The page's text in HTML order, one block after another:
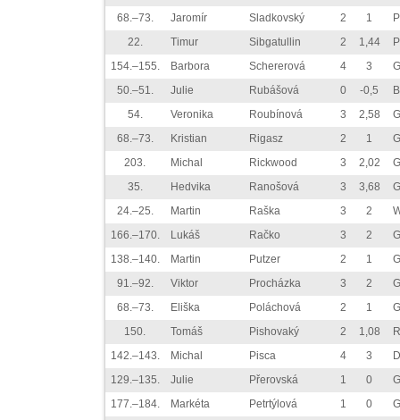
68.–73.
Jaromír Sladkovský 2 1
22.
Timur Sibgatullin 2 1,44
154.–155.
Barbora Schererová 4 3
50.–51.
Julie Rubášová 0 -0,5
54.
Veronika Roubínová 3 2,58
68.–73.
Kristian Rigasz 2 1
203.
Michal Rickwood 3 2,02
35.
Hedvika Ranošová 3 3,68
24.–25.
Martin Raška 3 2
166.–170.
Lukáš Račko 3 2
138.–140.
Martin Putzer 2 1
91.–92.
Viktor Procházka 3 2
68.–73.
Eliška Poláchová 2 1
150.
Tomáš Pishovaký 2 1,08
142.–143.
Michal Pisca 4 3
129.–135.
Julie Přerovská 1 0
177.–184.
Markéta Petrtýlová 1 0